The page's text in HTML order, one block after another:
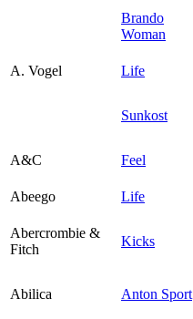
Gavekort
Best på service
Brando
Woman
A. Vogel
Life
Sunkost
A&C
Feel
Abeego
Life
Abercrombie &
Fitch
Kicks
Abilica Anton Sport